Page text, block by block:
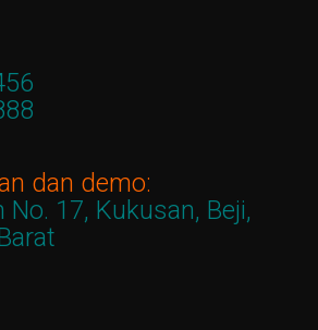
dan demo:
No. 17, Kukusan, Beji,